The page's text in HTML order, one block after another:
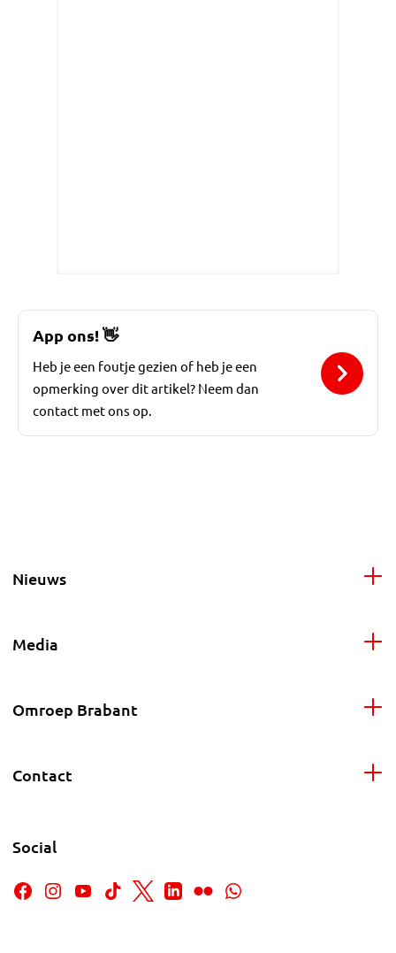
App ons!👋
Heb je een foutje gezien of heb je een
opmerking over dit artikel? Neem dan
contact met ons op.
Nieuws
Media
Omroep Brabant
Contact
Social